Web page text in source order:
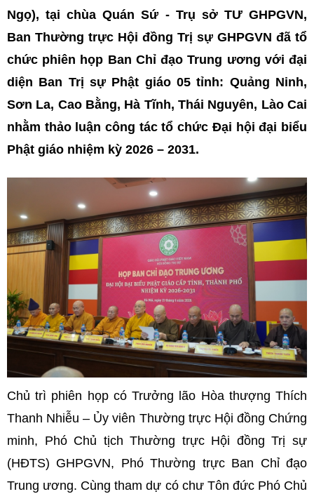
Ngọ), tại chùa Quán Sứ - Trụ sở TƯ GHPGVN,
Ban Thường trực Hội đồng Trị sự GHPGVN đã tổ
chức phiên họp Ban Chỉ đạo Trung ương với đại
diện Ban Trị sự Phật giáo 05 tỉnh: Quảng Ninh,
Sơn La, Cao Bằng, Hà Tĩnh, Thái Nguyên, Lào Cai
nhằm thảo luận công tác tổ chức Đại hội đại biểu
Phật giáo nhiệm kỳ 2026 – 2031.
Chủ trì phiên họp có Trưởng lão Hòa thượng Thích
Thanh Nhiễu – Ủy viên Thường trực Hội đồng Chứng
minh, Phó Chủ tịch Thường trực Hội đồng Trị sự
(HĐTS) GHPGVN, Phó Thường trực Ban Chỉ đạo
Trung ương. Cùng tham dự có chư Tôn đức Phó Chủ